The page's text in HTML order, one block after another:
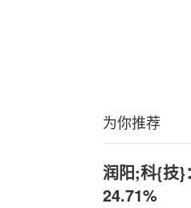
为你推荐
润阳;科{技}
24.71%